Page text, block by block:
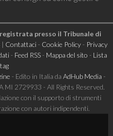
presso il Tribunale di
| Contattaci- Cookie Policy- Privacy
- Feed RSS- Mappa del sito - Lista
tag
- Edito in Italia da AdHub Media -
MI 2729933 - All Rights Reserved.
con il supporto di strumenti
con autori indipendenti.